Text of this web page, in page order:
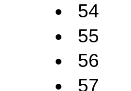
54
55
56
57